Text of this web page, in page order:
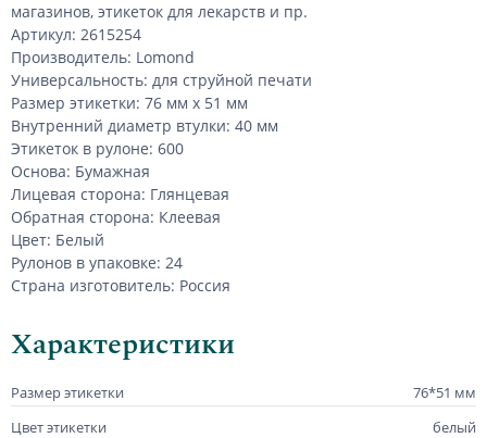
магазинов, этикеток для лекарств и пр.
Артикул: 2615254
Производитель: Lomond
Универсальность: для струйной печати
Размер этикетки: 76 мм х 51 мм
Внутренний диаметр втулки: 40 мм
Этикеток в рулоне: 600
Основа: Бумажная
Лицевая сторона: Глянцевая
Обратная сторона: Клеевая
Цвет: Белый
Рулонов в упаковке: 24
Страна изготовитель: Россия
Характеристики
Размер этикетки
76*51 мм
Цвет этикетки
белый